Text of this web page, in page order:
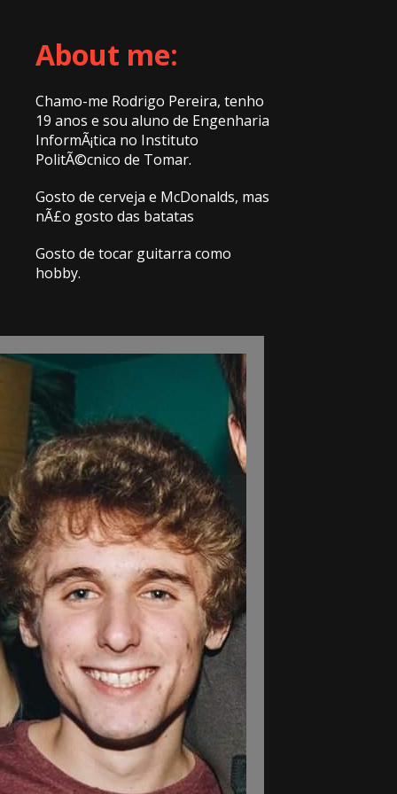
About me:
Chamo-me Rodrigo Pereira, tenho
19 anos e sou aluno de Engenharia
InformÃ¡tica no Instituto
PolitÃ©cnico de Tomar.
Gosto de cerveja e McDonalds, mas
nÃ£o gosto das batatas
Gosto de tocar guitarra como
hobby.